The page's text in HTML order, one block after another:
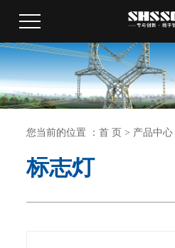
您当前的位置 ：首 页 > 产品中心
标志灯